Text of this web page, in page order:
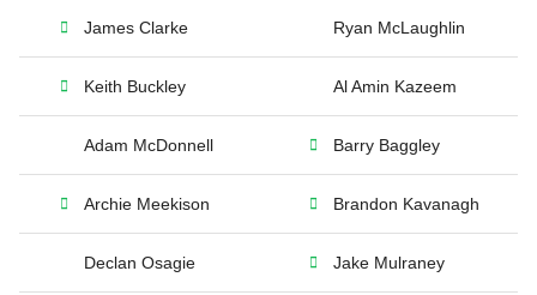
James Clarke Ryan McLaughlin
Keith Buckley Al Amin Kazeem
Adam McDonnell Barry Baggley
Archie Meekison Brandon Kavanagh
Declan Osagie Jake Mulraney